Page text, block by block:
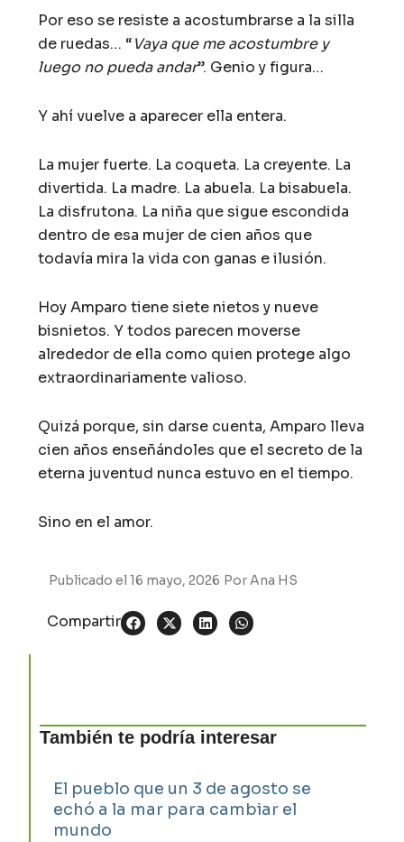
Por eso se resiste a acostumbrarse a la silla
de ruedas… “Vaya que me acostumbre y
luego no pueda andar”. Genio y figura…
Y ahí vuelve a aparecer ella entera.
La mujer fuerte. La coqueta. La creyente. La
divertida. La madre. La abuela. La bisabuela.
La disfrutona. La niña que sigue escondida
dentro de esa mujer de cien años que
todavía mira la vida con ganas e ilusión.
Hoy Amparo tiene siete nietos y nueve
bisnietos. Y todos parecen moverse
alrededor de ella como quien protege algo
extraordinariamente valioso.
Quizá porque, sin darse cuenta, Amparo lleva
cien años enseñándoles que el secreto de la
eterna juventud nunca estuvo en el tiempo.
Sino en el amor.
Publicado el16 mayo, 2026 PorAna HS
Compartir
También te podría interesar
El pueblo que un 3 de agosto se
echó a la mar para cambiar el
mundo